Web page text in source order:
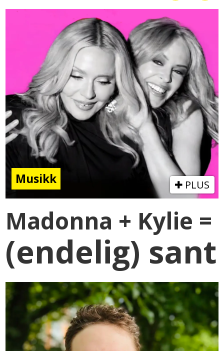
Musikk PLUS
Madonna + Kylie =
(endelig) sant